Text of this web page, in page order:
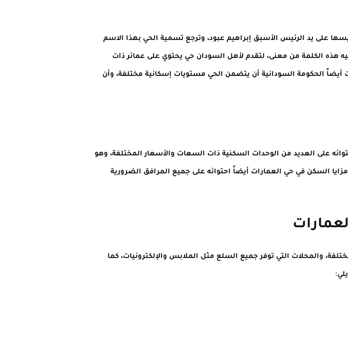
على يد الرئيس الأسبق إبراهيم عبود، وترجع تسمية الحي بهذا الاسم
هذه الكلمة من معنى، لتقدم لأهل السودان حي يحتوي على عمائر ذات
الحكومة السودانية أن يتضمن الحي مستويات إسكانية مختلفة، وأن
على العديد من الوحدات السكنية ذات السعات والأسعار المختلفة، وهو
السكن في حي العمارات أيضاً احتوائه على جميع المرافق الضرورية
والمحلات التي توفر جميع السلع مثل الملابس والإلكترونيات، كما